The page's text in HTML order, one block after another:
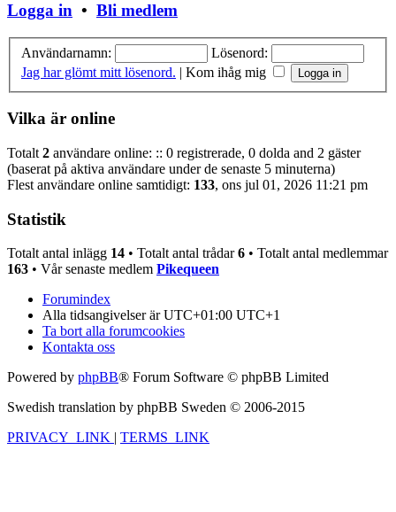
Logga in • Bli medlem
Användarnamn:
Lösenord:
Jag har glömt mitt lösenord. | Kom ihåg mig
Vilka är online
Totalt 2 användare online: :: 0 registrerade, 0 dolda and 2 gäster
(baserat på aktiva användare under de senaste 5 minuterna)
Flest användare online samtidigt: 133, ons jul 01, 2026 11:21 pm
Statistik
Totalt antal inlägg 14 • Totalt antal trådar6 • Totalt antal medlemmar
163 • Vår senaste medlem Pikequeen
Forumindex
Alla tidsangivelser är UTC+01:00 UTC+1
Ta bort alla forumcookies
Kontakta oss
Powered by phpBB® Forum Software © phpBB Limited
Swedish translation by phpBB Sweden © 2006-2015
PRIVACY_LINK | TERMS_LINK